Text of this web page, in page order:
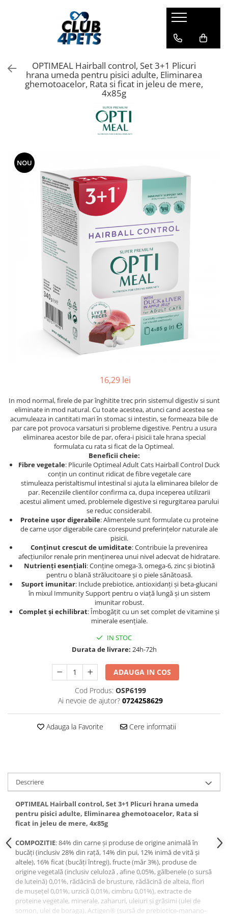
Hrana umeda
Recompense
Hrana uscata
Hrana umeda
Igiena&Cosmetica
Odorizante pentru litiera
OPTIMEAL Hairball control, Set 3+1 Plicuri
hrana umeda pentru pisici adulte, Eliminarea
ghemotoacelor, Rata si ficat in jeleu de mere,
4x85g
NOU
16,29 lei
In mod normal, firele de par înghitite trec prin sistemul digestiv si sunt
eliminate in mod natural. Cu toate acestea, atunci cand acestea se
acumuleaza in cantitati mari în stomac si intestin, se formeaza bile de
par care pot provoca varsaturi si probleme digestive. Pentru a usura
eliminarea acestor bile de par, ofera-i pisicii tale hrana special
formulata cu rata si ficat de la Optimeal.
Beneficii cheie:
Fibre vegetale: Plicurile Optimeal Adult Cats Hairball Control Duck
conțin un continut ridicat de fibre vegetale care
stimuleaza peristaltismul intestinal si ajuta la eliminarea bilelor de
par. Recenziile clientilor confirma ca, dupa inceperea utilizarii
acestui aliment umed, problemele digestive si regurgitarea parului
se reduc considerabil.
Proteine ușor digerabile: Alimentele sunt formulate cu proteine
de carne ușor digerabile care corespund preferințelor naturale ale
pisicii.
Conținut crescut de umiditate: Contribuie la prevenirea
afecțiunilor renale prin menținerea unui nivel adecvat de hidratare.
Nutrienți esențiali: Conține omega-3, omega-6, zinc și biotină
pentru o blană strălucitoare și o piele sănătoasă.
Suport imunitar: Include prebiotice, antioxidanți și beta-glucani
în mixul Immunity Support pentru o viață lungă și un sistem
imunitar robust.
Complet și echilibrat: Îmbogățit cu un set complet de vitamine și
minerale esențiale.
IN STOC
Durata de livrare: 24h-72h
ADAUGA IN COS
Cod Produs: OSP6199
Ai nevoie de ajutor? 0724258629
Adauga la Favorite Cere informatii
Descriere
OPTIMEAL Hairball control, Set 3+1 Plicuri hrana umeda
pentru pisici adulte, Eliminarea ghemotoacelor, Rata si
ficat in jeleu de mere, 4x85g
COMPOZITIE: 84% din carne și produse de origine animală în
bucăți (inclusiv 28% din rață, 14% din pui, 12% inimă de vită și
altele), 16% ficat (bucăți întregi), fructe (măr 3%), produse de
origine vegetală (inclusiv celuloză , afine 0,05%, gălbenele (o sursă
de luteină) 0,01%, rădăcină de brusture, rădăcină de alteia, flori
de mușețel 0,01%, urzică 0,01%, cimbru 0,01%), extracte de
proteine ​​vegetale, minerale, zaharuri, uleiuri și grăsimi (ulei de
somon, ulei de boraga), Actigen® (sursă de prebiotice-manano-